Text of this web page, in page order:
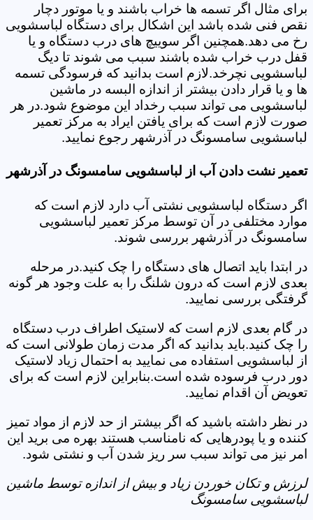
برای مثال اگر تسمه ها خراب باشند و یا موتور دچار
نقص فنی شده باشد این اشکال برای دستگاه لباسشویی
رخ می دهد.همچنین اگر سوییچ های درب دستگاه و یا
قفل درب خراب شده باشند سبب می شوند تا دیگ
لباسشویی نچرخد.لازم است بدانید که فرسودگی تسمه
ها و یا قرار دادن بیشتر از اندازه البسه در ماشین
لباسشویی می تواند سبب رخداد این موضوع شود.در هر
صورت لازم است که برای یافتن ایراد به مرکز تعمیر
لباسشویی سامسونگ در آذرشهر رجوع نمایید.
تعمیر نشت دادن آب از لباسشویی سامسونگ در آذرشهر
اگر دستگاه لباسشویی نشتی آب دارد لازم است که
موارد مختلفی در آن توسط مرکز تعمیر لباسشویی
سامسونگ در آذرشهر بررسی شوند.
در ابتدا باید اتصال های دستگاه را چک کنید.در مرحله
بعدی لازم است که درون شلنگ را به علت وجود هر گونه
گرفتگی بررسی نمایید.
در گام بعدی لازم است که لاستیک اطراف درب دستگاه
را چک کنید.باید بدانید که اگر مدت زمان طولانی است که
از لباسشویی استفاده می نمایید به احتمال زیاد لاستیک
دور درب فرسوده شده است.بنابراین لازم است که برای
تعویض آن اقدام نمایید.
در نظر داشته باشید که اگر بیشتر از حد لازم از مواد تمیز
کننده و یا پودرهایی که نامناسب هستند بهره می برید این
امر نیز می تواند سبب سر ریز شدن آب و نشتی شود.
لرزش و تکان خوردن زیاد و بیش از اندازه توسط ماشین
لباسشویی سامسونگ